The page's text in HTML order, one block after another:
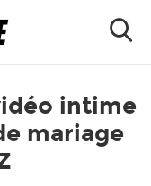
intime
mariage